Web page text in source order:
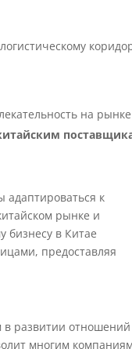
на
к
рынке и
бизнесу в Китае
предоставляя
в развитии отношений
многим